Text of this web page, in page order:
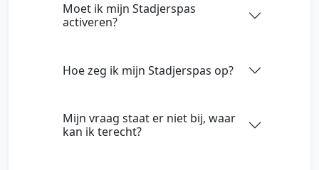
Moet ik mijn Stadjerspas
activeren?
Hoe zeg ik mijn Stadjerspas op?
Mijn vraag staat er niet bij, waar
kan ik terecht?